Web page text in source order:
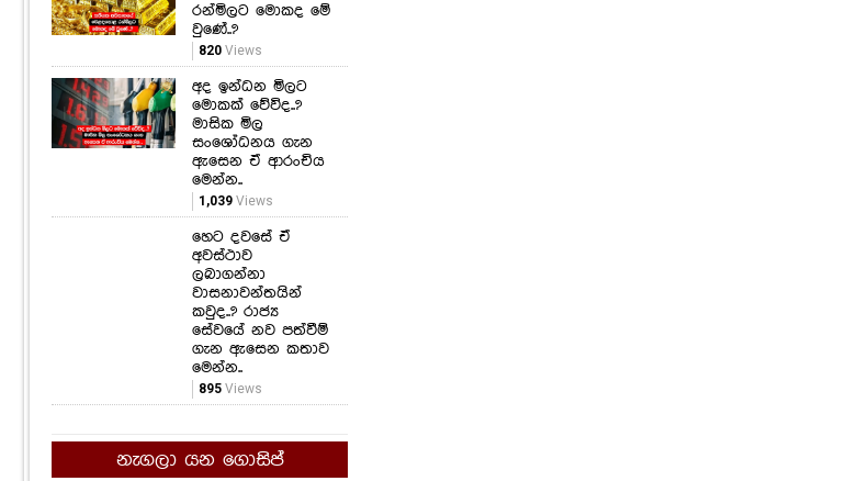
රන්මිලට මොකද මේ
වුණේ..?
820Views
අද ඉන්ධන මිලට
මොකක් වේවිද..?
මාසික මිල
සංශෝධනය ගැන
ඇසෙන ඒ ආරංචිය
මෙන්න..
1,039Views
හෙට දවසේ ඒ
අවස්ථාව
ලබාගන්නා
වාසනාවන්තයින්
කවුද..? රාජ්‍ය
සේවයේ නව පත්වීම්
ගැන ඇසෙන කතාව
මෙන්න..
895Views
නැගලා යන ගොසිප්